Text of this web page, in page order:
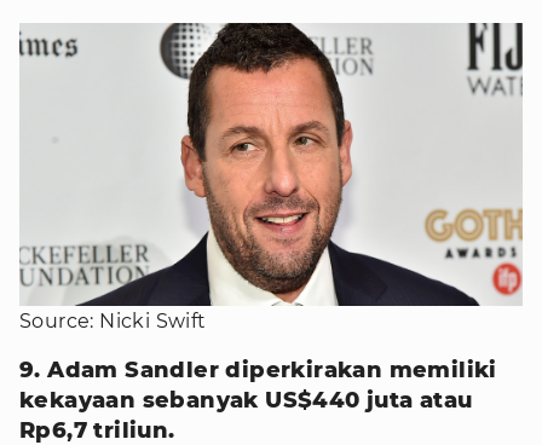
Source: Nicki Swift
9. Adam Sandler diperkirakan memiliki
kekayaan sebanyak US$440 juta atau
Rp6,7 triliun.